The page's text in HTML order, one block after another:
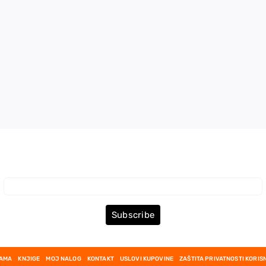
Subscribe
KNJIGE MOJ NALOG KONTAKT USLOVI KUPOVINE ZAŠTITA PRIVATNOSTI